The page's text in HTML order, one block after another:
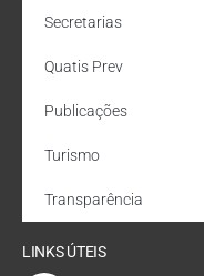
Secretarias
Quatis Prev
Publicações
Turismo
Transparência
LINKS ÚTEIS